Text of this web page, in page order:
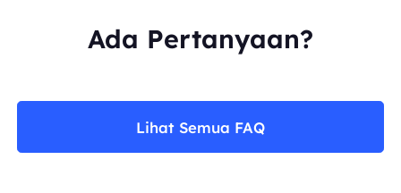
Ada Pertanyaan?
Lihat Semua FAQ